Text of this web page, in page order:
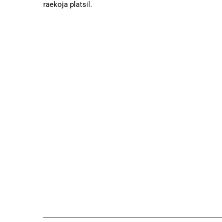
raekoja platsil.